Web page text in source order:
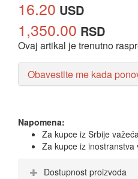
16.20 USD
1,350.00 RSD
Ovaj artikal je trenutno
Obavestite me kada
Napomena:
Za kupce iz Srbije
Za kupce iz inostranstva
Dostupnost proizvoda